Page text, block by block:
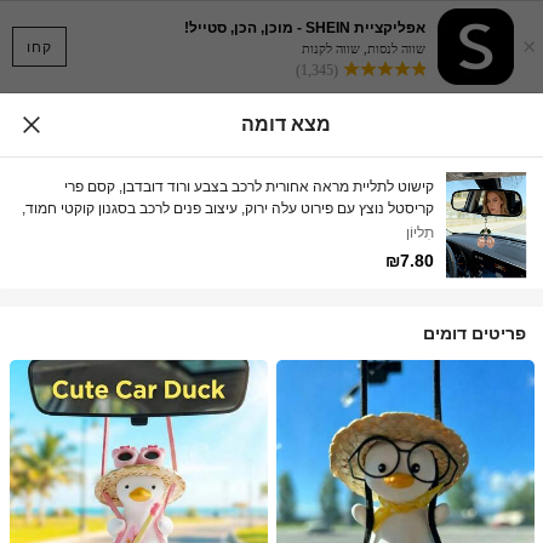
קחו ×
אפליקציית SHEIN - מוכן, הכן, סטייל!
שווה לנסות, שווה לקנות
(1,345)
מצא דומה
קישוט לתליית מראה אחורית לרכב בצבע ורוד דובדבן, קסם פרי
קריסטל נוצץ עם פירוט עלה ירוק, עיצוב פנים לרכב בסגנון קוקטי חמוד,
אביזר מבריק לנשים נהגות
תִליוֹן
₪7.80
פריטים דומים